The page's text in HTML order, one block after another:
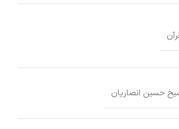
حسین انصاریان